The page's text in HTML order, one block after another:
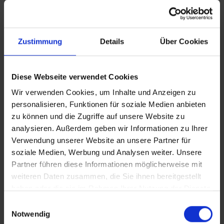
Zustimmung Details Über Cookies
Diese Webseite verwendet Cookies
Wir verwenden Cookies, um Inhalte und Anzeigen zu
personalisieren, Funktionen für soziale Medien anbieten
zu können und die Zugriffe auf unsere Website zu
analysieren. Außerdem geben wir Informationen zu Ihrer
Verwendung unserer Website an unsere Partner für
soziale Medien, Werbung und Analysen weiter. Unsere
Partner führen diese Informationen möglicherweise mit
weiteren Daten zusammen, die Sie ihnen bereitgestellt
Notwendig
Der Tempel Sri Kailawasanathan Swami Devasthanam liegt
in Colombo und fasziniert mit einer einmaligen Architektur
Nicht weit entfernt liegt der Felsentempel von Dambulla
ein Höhlenkloster, das zum UNESCO-Weltkulturerbe zählt.
Die über 2.000 Jahre alten Wandmalereien und Buddha-
Statuen machen diesen Ort zu einem der spirituellsten in
einzelnen Höhlen – jede erzählt ihre eigene Geschichte.